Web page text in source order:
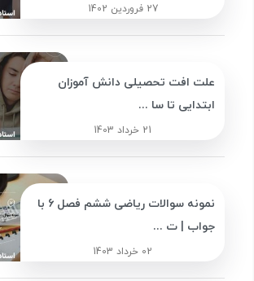
27 فروردین 1402
علت افت تحصیلی دانش آموزان
ابتدایی تا سا ...
21 خرداد 1403
نمونه سوالات ریاضی ششم فصل 6 با
جواب | ت ...
02 خرداد 1403